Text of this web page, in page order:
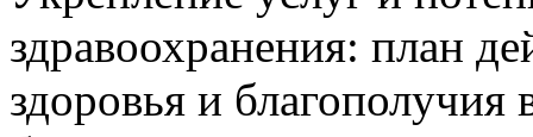
здравоохранения: план
здоровья и